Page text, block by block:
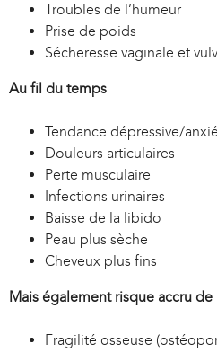
Troubles de l’humeur
Prise de poids
Sécheresse vaginale et
Au fil du temps
Tendance dépressive/
Douleurs articulaires
Perte musculaire
Infections urinaires
Baisse de la libido
Peau plus sèche
Cheveux plus fins
Mais également risque accru de
Fragilité osseuse